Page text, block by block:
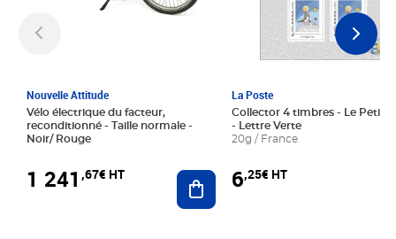
Nouvelle Attitude
Vélo électrique du facteur,
reconditionné - Taille normale -
Noir/ Rouge
1 241 ,67€ HT Ajouter au panier
La Poste
Collector 4 timbres - Le Petit
- Lettre Verte
20g / France
6,25€ HT